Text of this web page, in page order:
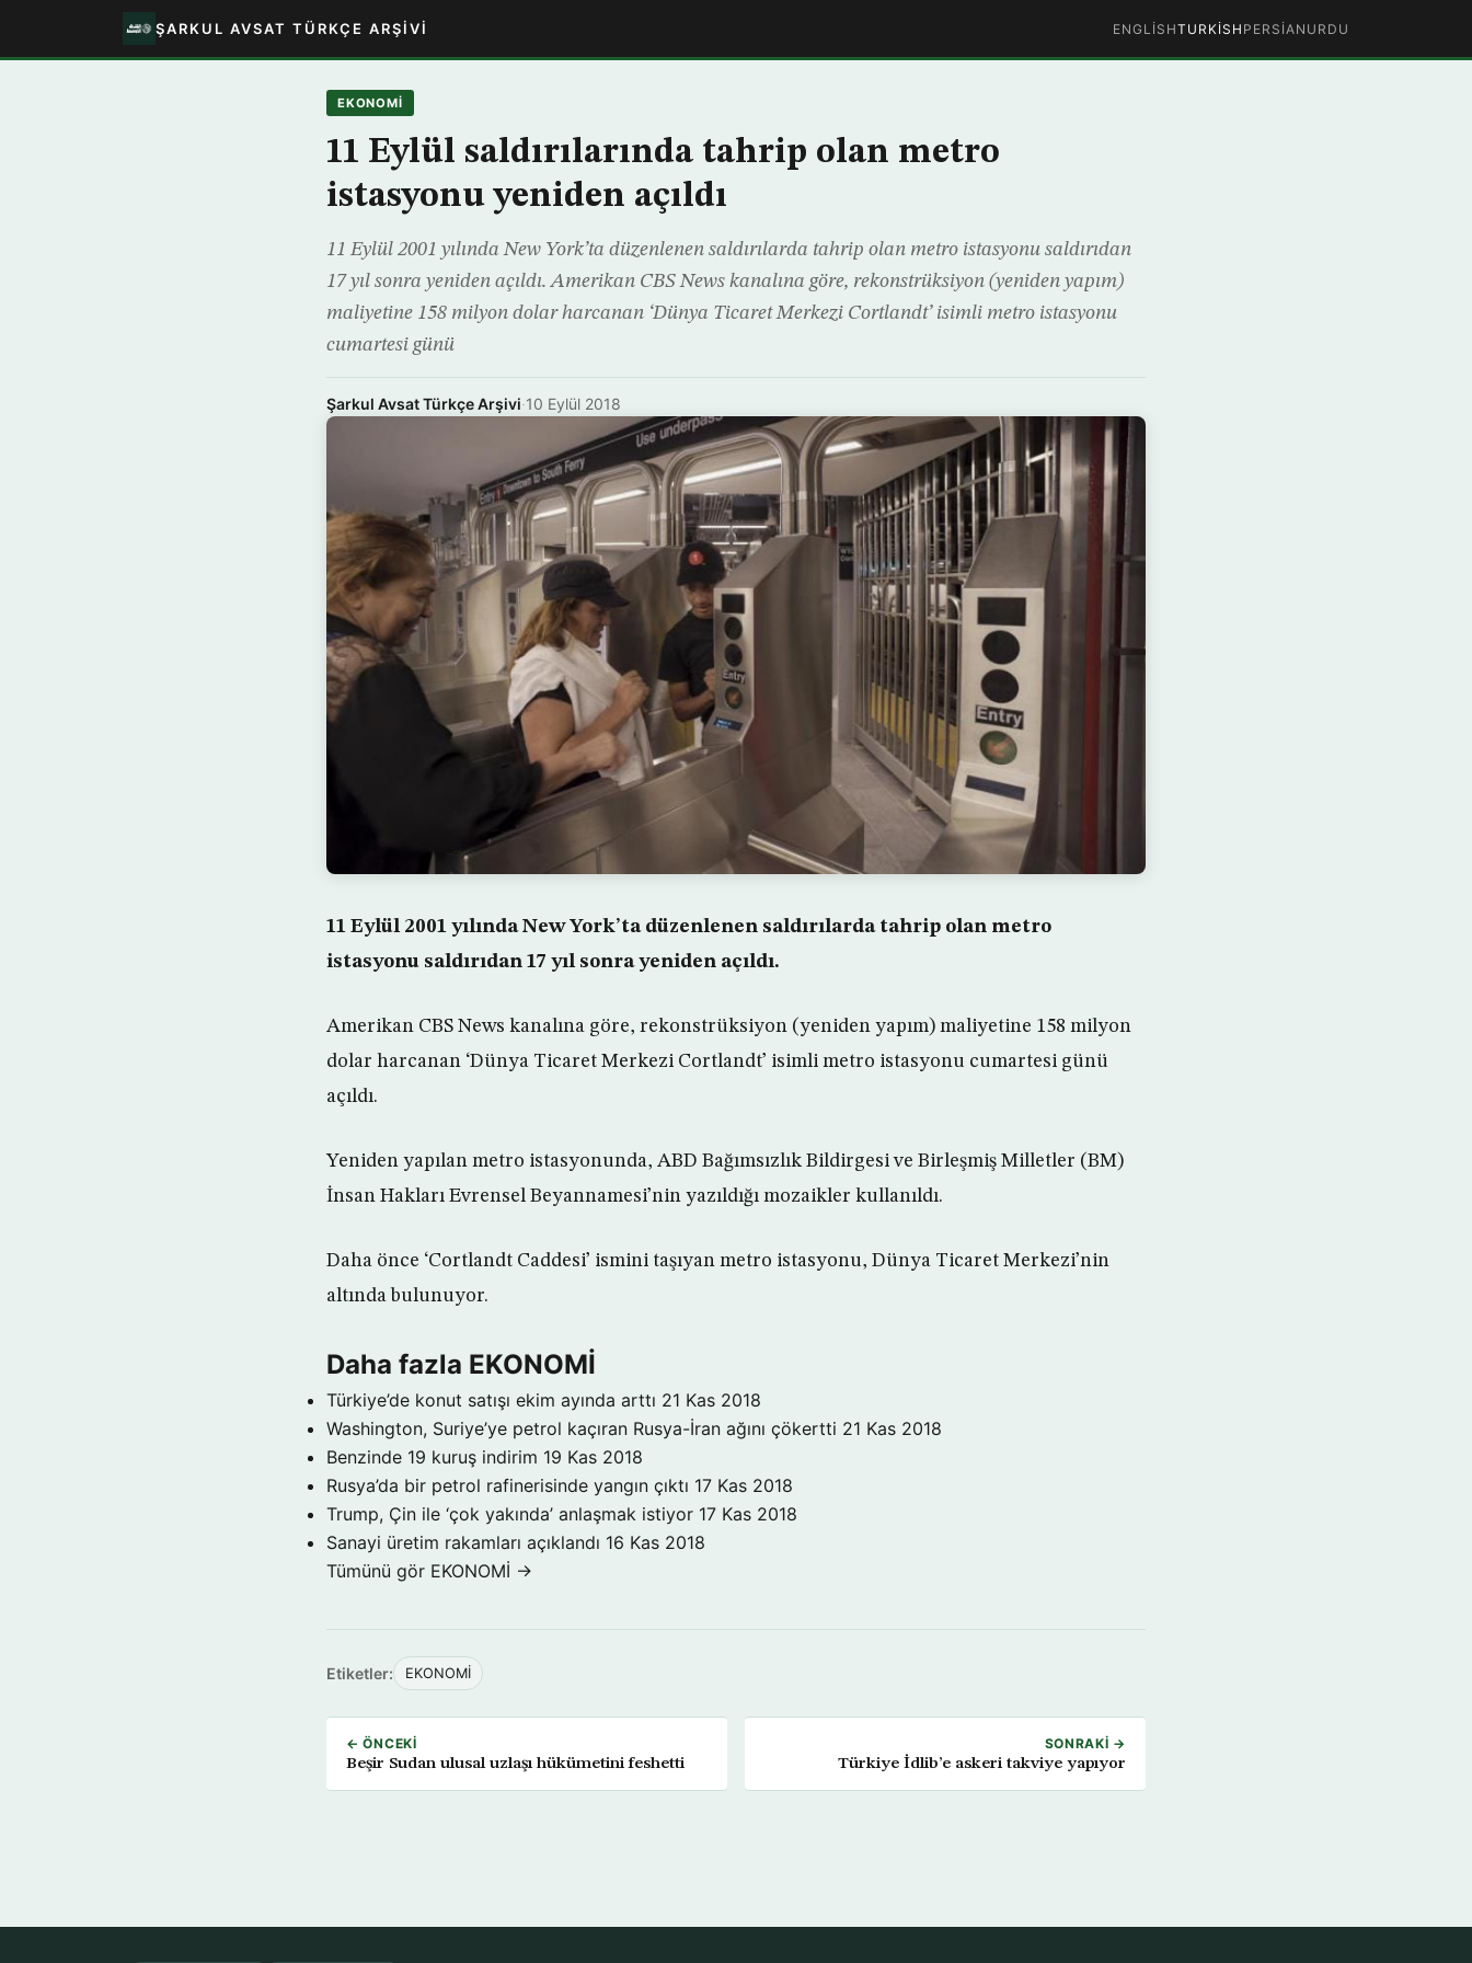
ŞARKUL AVSAT TÜRKÇE ARŞIVI ENGLISHTURKISH PERSIAN URDU
EKONOMİ
11 Eylül saldırılarında tahrip olan metro
istasyonu yeniden açıldı
11 Eylül 2001 yılında New York’ta düzenlenen saldırılarda tahrip olan metro istasyonu saldırıdan
17 yıl sonra yeniden açıldı. Amerikan CBS News kanalına göre, rekonstrüksiyon (yeniden yapım)
maliyetine 158 milyon dolar harcanan ‘Dünya Ticaret Merkezi Cortlandt’ isimli metro istasyonu
cumartesi günü
Şarkul Avsat Türkçe Arşivi·10 Eylül 2018
11 Eylül 2001 yılında New York’ta düzenlenen saldırılarda tahrip olan metro
istasyonu saldırıdan 17 yıl sonra yeniden açıldı.
Amerikan CBS News kanalına göre, rekonstrüksiyon (yeniden yapım) maliyetine 158 milyon
dolar harcanan ‘Dünya Ticaret Merkezi Cortlandt’ isimli metro istasyonu cumartesi günü
açıldı.
Yeniden yapılan metro istasyonunda, ABD Bağımsızlık Bildirgesi ve Birleşmiş Milletler (BM)
İnsan Hakları Evrensel Beyannamesi’nin yazıldığı mozaikler kullanıldı.
Daha önce ‘Cortlandt Caddesi’ ismini taşıyan metro istasyonu, Dünya Ticaret Merkezi’nin
altında bulunuyor.
Daha fazla EKONOMİ
Türkiye’de konut satışı ekim ayında arttı 21 Kas 2018
Washington, Suriye’ye petrol kaçıran Rusya-İran ağını çökertti 21 Kas 2018
Benzinde 19 kuruş indirim 19 Kas 2018
Rusya’da bir petrol rafinerisinde yangın çıktı 17 Kas 2018
Trump, Çin ile ‘çok yakında’ anlaşmak istiyor 17 Kas 2018
Sanayi üretim rakamları açıklandı 16 Kas 2018
Tümünü gör EKONOMİ →
Etiketler: EKONOMİ
← ÖNCEKI
Beşir Sudan ulusal uzlaşı hükümetini feshetti
SONRAKI →
Türkiye İdlib’e askeri takviye yapıyor